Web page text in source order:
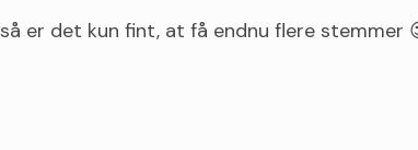
er det kun fint, at få endnu flere stemmer